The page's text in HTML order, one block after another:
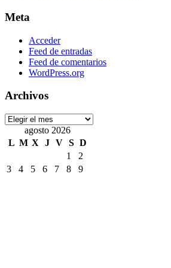
Meta
Acceder
Feed de entradas
Feed de comentarios
WordPress.org
Archivos
Archivos
agosto 2026
L M X J V S D
1
2
3
4 5 6 7 8
9